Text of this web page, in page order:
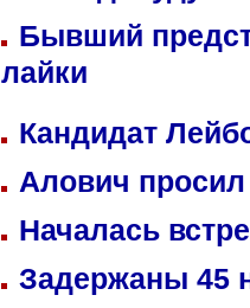
Бывший
лайки
Кандидат
Алович просил
Началась
Задержаны 45